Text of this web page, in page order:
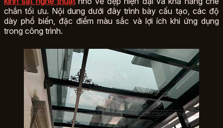
chắn tối ưu. Nội dung dưới đây trình bày cấu tạo, các độ
dày phổ biến, đặc điểm màu sắc và lợi ích khi ứng dụng
trong công trình.